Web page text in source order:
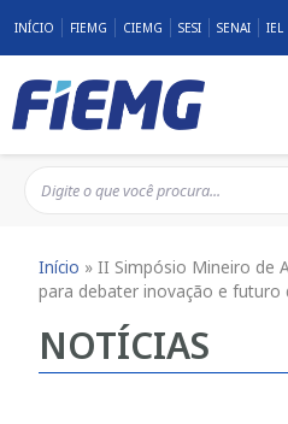
INÍCIO FIEMG CIEMG SESI SENAI IEL
Início »II Simpósio Mineiro de
para debater inovação e futuro
NOTÍCIAS